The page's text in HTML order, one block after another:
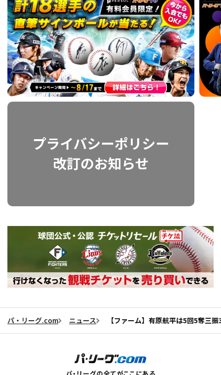
パ・リーグ.com ニュース 【ファーム】有原航平は5回5奪三